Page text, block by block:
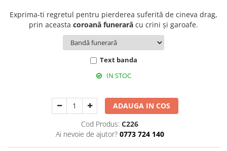
Exprima-ti regretul pentru pierderea suferită de cineva drag,
prin aceasta coroană funerară cu crini şi garoafe.
Text banda
IN STOC
ADAUGA IN COS
Cod Produs: C226
Ai nevoie de ajutor? 0773 724 140